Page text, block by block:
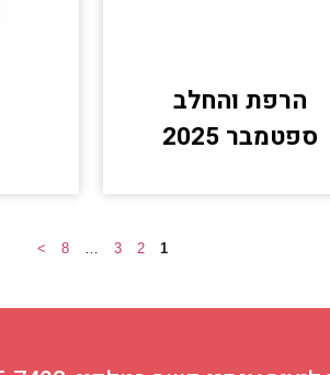
הרפת והחלב
ספטמבר 2025
1
2
3
…
8
>